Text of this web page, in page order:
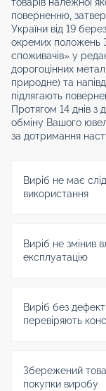
товарів належної
поверненню,
України від 19
окремих положень
споживачів» у
дорогоцінних
природне) та
підлягають
Протягом 14 днів з
обміну Вашого
за дотримання
Виріб не має
використання
Виріб не змінив
експлуатацію
Виріб без
перевіряють
Збережений
покупки виробу